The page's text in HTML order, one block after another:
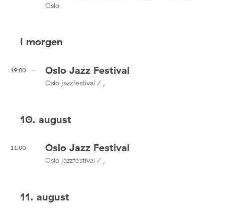
Oslo
I morgen
19:00 Oslo Jazz Festival
Oslo jazzfestival / ,
10. august
11:00 Oslo Jazz Festival
Oslo jazzfestival / ,
11. august